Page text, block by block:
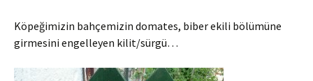
Köpeğimizin bahçemizin domates, biber ekili bölümüne
girmesini engelleyen kilit/sürgü…